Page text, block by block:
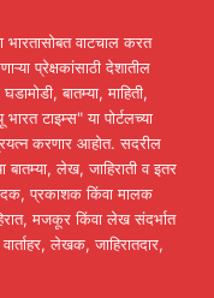
भारतासोबत वाटचाल करत
प्रेक्षकांसाठी देशातील
बातम्या, माहिती,
भारत टाइम्स" या पोर्टलच्या
करणार आहोत. सदरील
बातम्या, लेख, जाहिराती व इतर
प्रकाशक किंवा मालक
मजकूर किंवा लेख संदर्भात
लेखक, जाहिरातदार,